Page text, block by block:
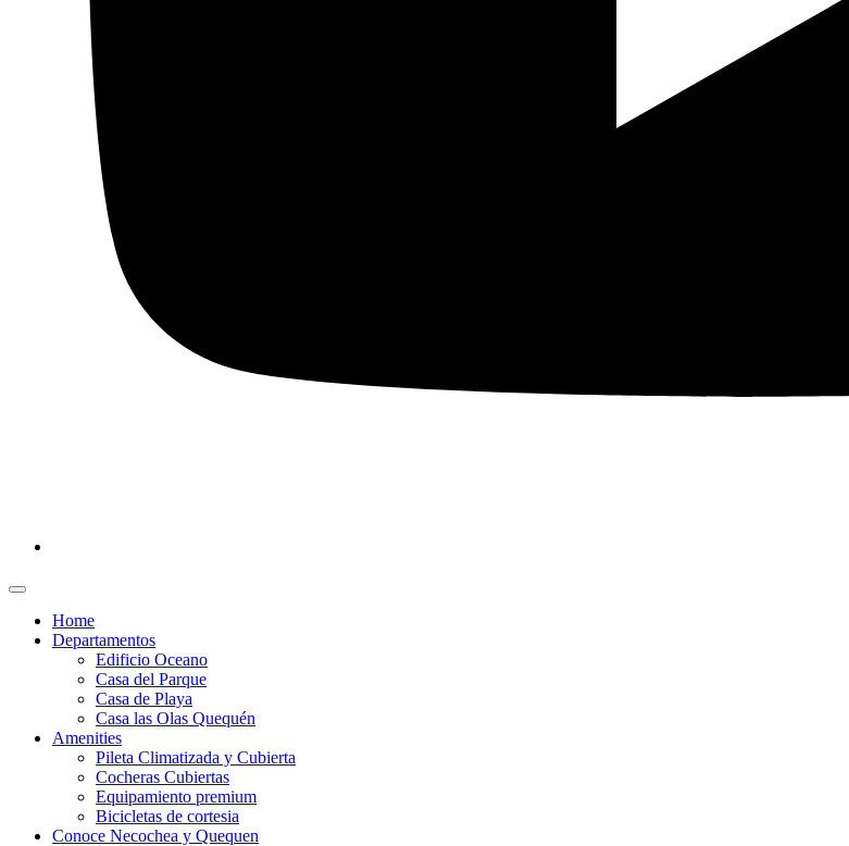
Home
Departamentos
Edificio Oceano
Casa del Parque
Casa de Playa
Casa las Olas Quequén
Amenities
Pileta Climatizada y Cubierta
Cocheras Cubiertas
Equipamiento premium
Bicicletas de cortesia
Conoce Necochea y Quequen